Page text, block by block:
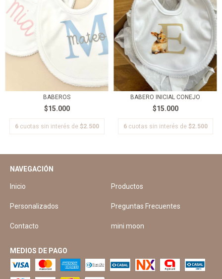
BABEROS
$15.000
6 cuotas sin interés de $2.500
BABERO INICIAL CONEJO
$15.000
6 cuotas sin interés de $2.500
NAVEGACIÓN
Inicio Productos
Personalizados Preguntas Frecuentes
Contacto mini moon
MEDIOS DE PAGO